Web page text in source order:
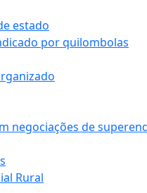
estado
por quilombolas
negociações de
Rural